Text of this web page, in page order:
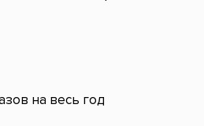
на весь год